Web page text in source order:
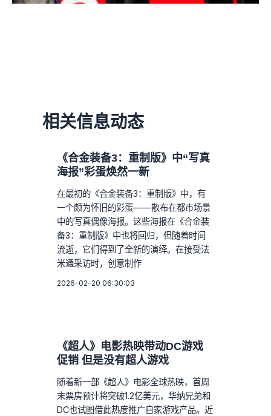
相关信息动态
《合金装备3：重制版》中“写真
海报”彩蛋焕然一新
在最初的《合金装备3：重制版》中，有
一个颇为怀旧的彩蛋——散布在都市场景
中的写真偶像海报。这些海报在《合金装
备3：重制版》中也将回归，但随着时间
流逝，它们得到了全新的演绎。在接受法
米通采访时，创意制作
2026-02-20 06:30:03
《超人》电影热映带动DC游戏
促销 但是没有超人游戏
随着新一部《超人》电影全球热映，首周
末票房预计将突破1.2亿美元，华纳兄弟和
DC也试图借此热度推广自家游戏产品。近